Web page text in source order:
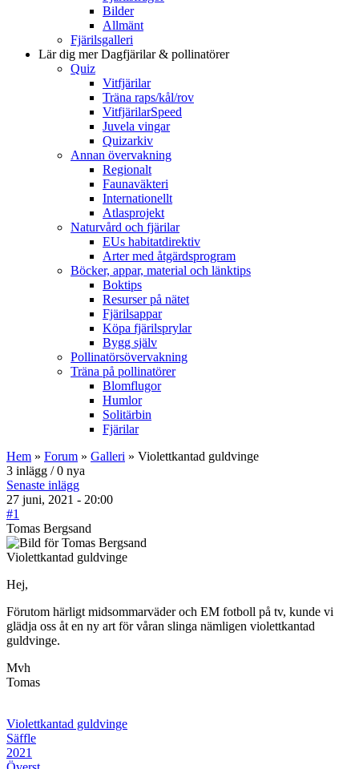
Bilder
Allmänt
Fjärilsgalleri
Lär dig merDagfjärilar & pollinatörer
Quiz
Vitfjärilar
Träna raps/kål/rov
VitfjärilarSpeed
Juvela vingar
Quizarkiv
Annan övervakning
Regionalt
Faunaväkteri
Internationellt
Atlasprojekt
Naturvård och fjärilar
EUs habitatdirektiv
Arter med åtgärdsprogram
Böcker, appar, material och länktips
Boktips
Resurser på nätet
Fjärilsappar
Köpa fjärilsprylar
Bygg själv
Pollinatörsövervakning
Träna på pollinatörer
Blomflugor
Humlor
Solitärbin
Fjärilar
Hem » Forum » Galleri » Violettkantad guldvinge
3 inlägg / 0 nya
Senaste inlägg
27 juni, 2021 - 20:00
#1
Tomas Bergsand
Violettkantad guldvinge
Hej,
Förutom härligt midsommarväder och EM fotboll på tv, kunde vi
glädja oss åt en ny art för våran slinga nämligen violettkantad
guldvinge.
Mvh
Tomas
Violettkantad guldvinge
Säffle
2021